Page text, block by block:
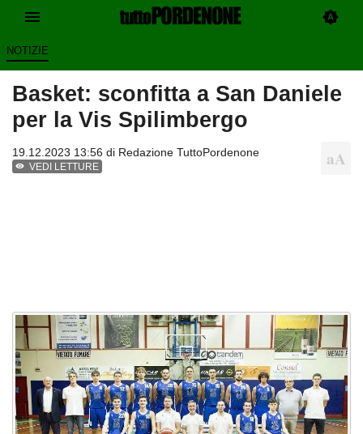
NOTIZIE
Basket: sconfitta a San Daniele
per la Vis Spilimbergo
19.12.2023 13:56 di Redazione TuttoPordenone
VEDI LETTURE